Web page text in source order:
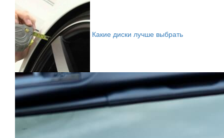
Какие диски лучше выбрать